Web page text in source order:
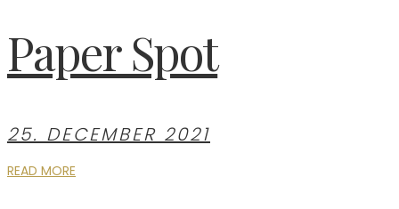
Paper Spot
25. DECEMBER 2021
READ MORE